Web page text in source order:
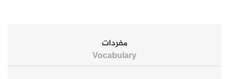
مفردات
Vocabulary